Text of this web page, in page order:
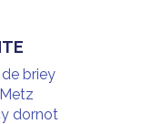
briey
dornot